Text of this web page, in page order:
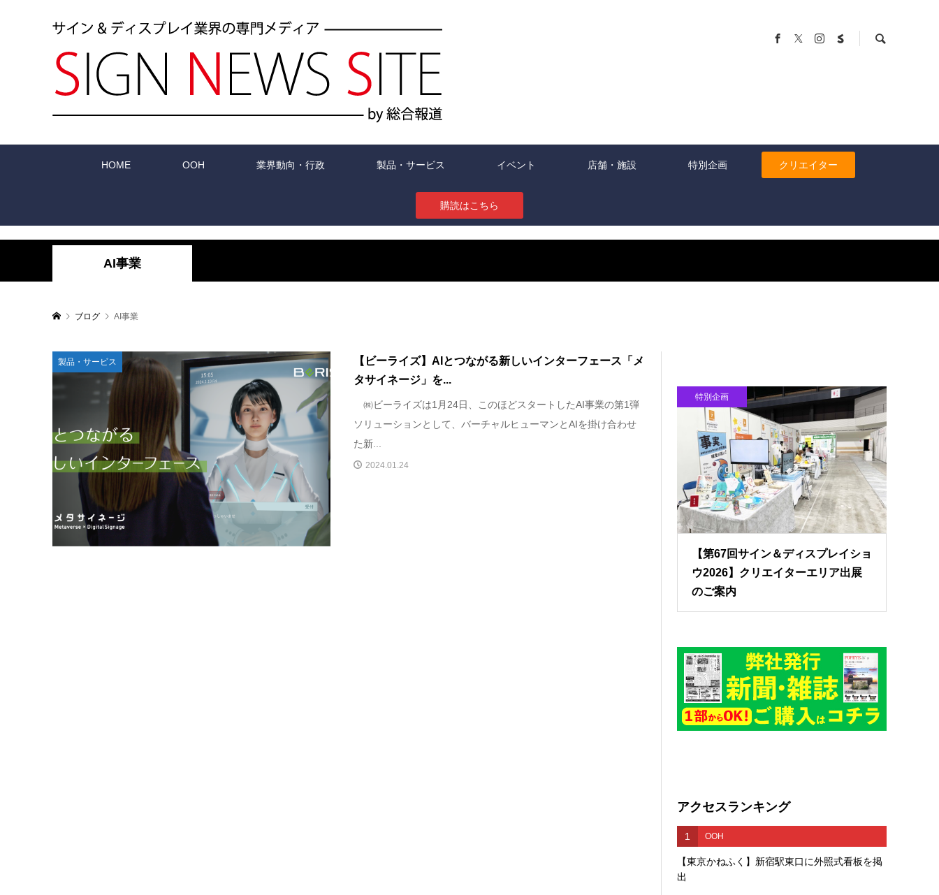
HOME OOH 業界動向・行政 製品・サービス イベント 店舗・施設 特別企画 クリエイター
購読はこちら
AI事業
ブログ AI事業
製品・サービス
【ビーライズ】AIとつながる新しいインターフェース「メ
タサイネージ」を...
㈱ビーライズは1月24日、このほどスタートしたAI事業の第1弾
ソリューションとして、バーチャルヒューマンとAIを掛け合わせ
た新...
2024.01.24
特別企画
【第67回サイン＆ディスプレイショ
ウ2026】クリエイターエリア出展
のご案内
アクセスランキング
1 OOH
【東京かねふく】新宿駅東口に外照式看板を掲
出